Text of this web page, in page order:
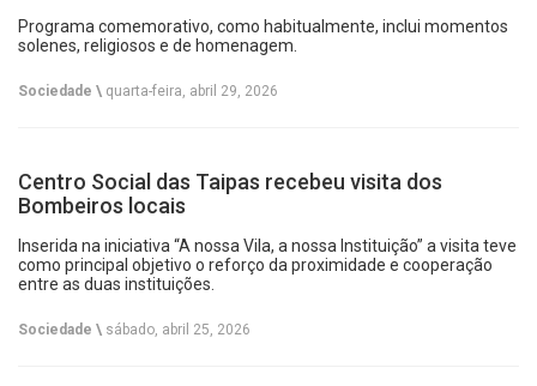
Programa comemorativo, como habitualmente, inclui momentos
solenes, religiosos e de homenagem.
Sociedade \ quarta-feira, abril 29, 2026
Centro Social das Taipas recebeu visita dos
Bombeiros locais
Inserida na iniciativa “A nossa Vila, a nossa Instituição” a visita teve
como principal objetivo o reforço da proximidade e cooperação
entre as duas instituições.
Sociedade \ sábado, abril 25, 2026